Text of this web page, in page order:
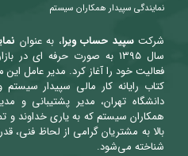
نمایندگی سپیدار همکاران سیستم
شرکتسپید حساب ویرا، به عنوان
سال ۱۳۹۵ به صورت حرفه ای در
فعالیت خود را آغاز کرد. مدیر عامل این
کتاب رایانه کار مالی سپیدار
دانشگاه تهران، مدیر پشتیبانی و
همکاران سیستم که به یاری خداوند و
بالا به مشتریان گرامی از لحاظ فنی،
شناخته می‌شود.